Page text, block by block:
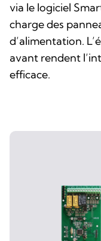
via le logiciel
charge des
d’alimentation.
avant rendent
efficace.